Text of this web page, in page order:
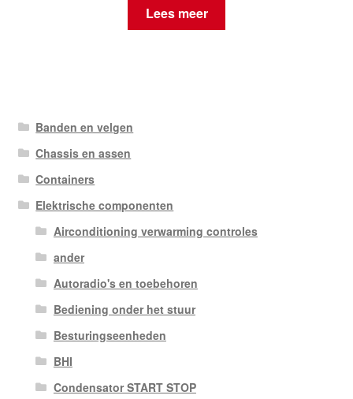
Lees meer
Banden en velgen
Chassis en assen
Containers
Elektrische componenten
Airconditioning verwarming controles
ander
Autoradio's en toebehoren
Bediening onder het stuur
Besturingseenheden
BHI
Condensator START STOP